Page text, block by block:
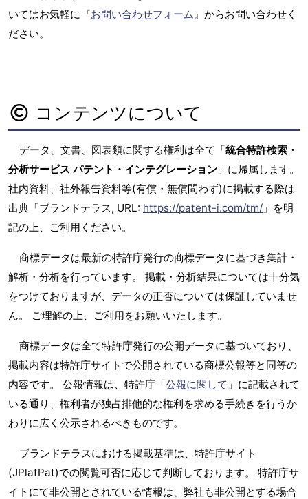
いてはお気軽に『お問い合わせフォーム 』からお問い合わせく
ださい。
コンテンツについて
データ、文書、図表類に関する権利は全て「統合特許検索・
分析サービス パテント・インテグレーション 」に帰属します。
社内資料、社外報告資料等(有償・無償問わず)に掲載する際は
出典「ブランドテラス, URL: https://patent-i.com/tm/ 」を明
記の上、ご利用ください。
商標データは最新の特許庁発行の商標データに基づき集計・
解析・分析を行っています。 掲載・分析結果については十分気
をつけておりますが、データの正否については保証していませ
ん。 ご理解の上、ご利用をお願いいたします。
商標データは全て特許庁発行の公開データに基づいており、
掲載内容は特許庁サイトで公開されている商標公報等と同等の
内容です。 公報情報は、特許庁「公報に関して 」に記載されて
いる通り、権利者が独占排他的な権利を求める手続きを行うか
わりに広く公示されるべきものです。
ブランドテラスにおける掲載基準は、特許庁サイト
(JPlatPat)での閲覧可否に応じて判断しております。 特許庁サ
イトにて非公開とされている情報は、弊社も非公開とする場合